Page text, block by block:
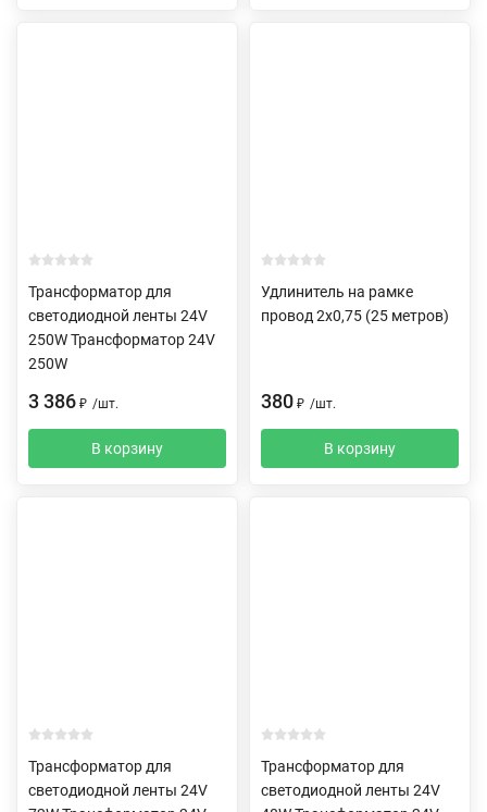
Трансформатор для
светодиодной ленты 24V
250W Трансформатор 24V
250W
3 386 ₽ /шт.
В корзину
Удлинитель на рамке
провод 2х0,75 (25 метров)
380 ₽ /шт.
В корзину
Трансформатор для
светодиодной ленты 24V
Трансформатор для
светодиодной ленты 24V